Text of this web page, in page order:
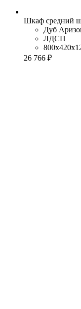
Шкаф средний
Дуб
ЛДСП
26 766 ₽